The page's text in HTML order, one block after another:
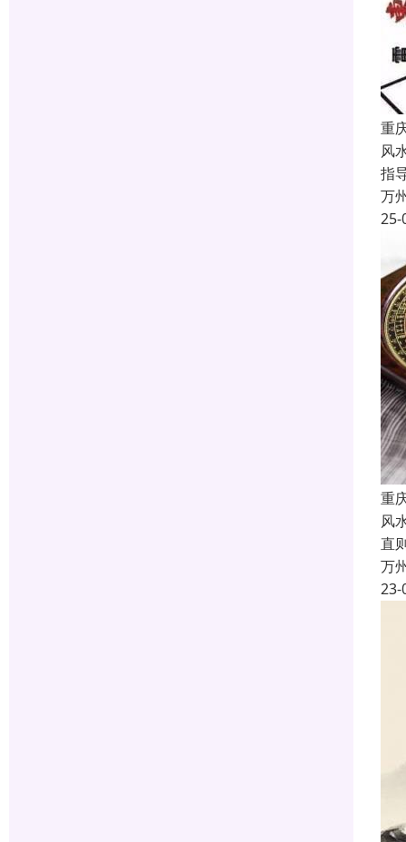
重
风
指
万
25-
重
风
直
万
23-